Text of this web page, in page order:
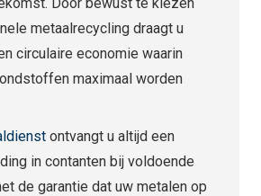
metaalrecycling draagt u
circulaire economie waarin
maximaal worden
ontvangt u altijd een
in contanten bij voldoende
de garantie dat uw metalen op